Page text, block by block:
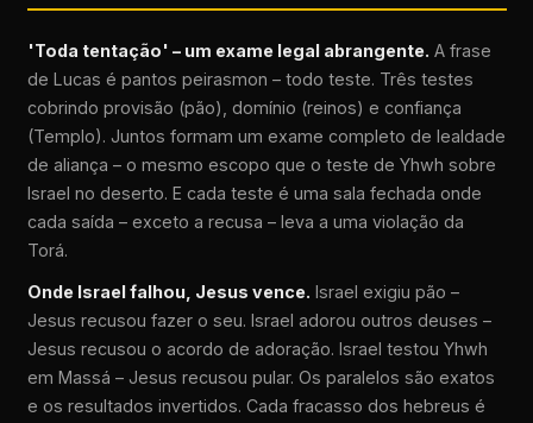
'Toda tentação' – um exame legal abrangente. A frase
de Lucas é pantos peirasmon – todo teste. Três testes
cobrindo provisão (pão), domínio (reinos) e confiança
(Templo). Juntos formam um exame completo de lealdade
de aliança – o mesmo escopo que o teste de Yhwh sobre
Israel no deserto. E cada teste é uma sala fechada onde
cada saída – exceto a recusa – leva a uma violação da
Torá.
Onde Israel falhou, Jesus vence. Israel exigiu pão –
Jesus recusou fazer o seu. Israel adorou outros deuses –
Jesus recusou o acordo de adoração. Israel testou Yhwh
em Massá – Jesus recusou pular. Os paralelos são exatos
e os resultados invertidos. Cada fracasso dos hebreus é